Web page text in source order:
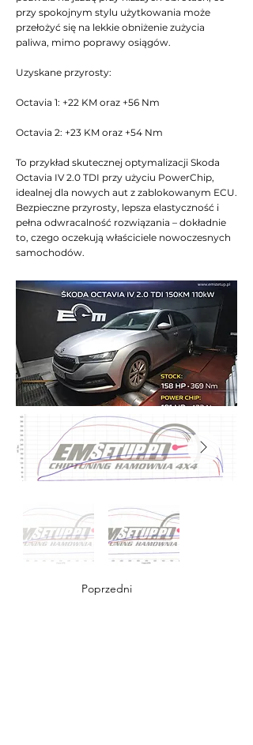
przy spokojnym stylu użytkowania może
przełożyć się na lekkie obniżenie zużycia
paliwa, mimo poprawy osiągów.
Uzyskane przyrosty:
Octavia 1: +22 KM oraz +56 Nm
Octavia 2: +23 KM oraz +54 Nm
To przykład skutecznej optymalizacji Skoda
Octavia IV 2.0 TDI przy użyciu PowerChip,
idealnej dla nowych aut z zablokowanym ECU.
Bezpieczne przyrosty, lepsza elastyczność i
pełna odwracalność rozwiązania – dokładnie
to, czego oczekują właściciele nowoczesnych
samochodów.
Poprzedni